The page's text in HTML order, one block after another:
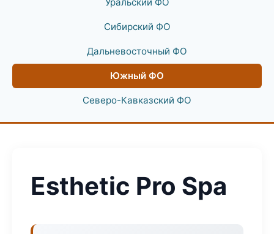
Сибирский ФО
Дальневосточный ФО
Южный ФО
Северо-Кавказский ФО
Esthetic Pro Spa